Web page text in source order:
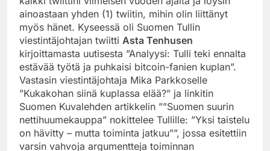
ainoastaan yhden (1) twiitin, mihin olin liittänyt
myös hänet. Kyseessä oli Suomen Tullin
viestintäjohtajan twiitti Asta Tenhusen
kirjoittamasta uutisesta ”Analyysi: Tulli teki ennalta
estävää työtä ja puhkaisi bitcoin-fanien kuplan”.
Vastasin viestintäjohtaja Mika Parkkoselle
”Kukakohan siinä kuplassa elää?” ja linkitin
Suomen Kuvalehden artikkelin ””Suomen suurin
nettihuumekauppa” nokittelee Tullille: ”Yksi taistelu
on hävitty – mutta toiminta jatkuu””, jossa esitettiin
varsin vahvoja argumentteja toiminnan